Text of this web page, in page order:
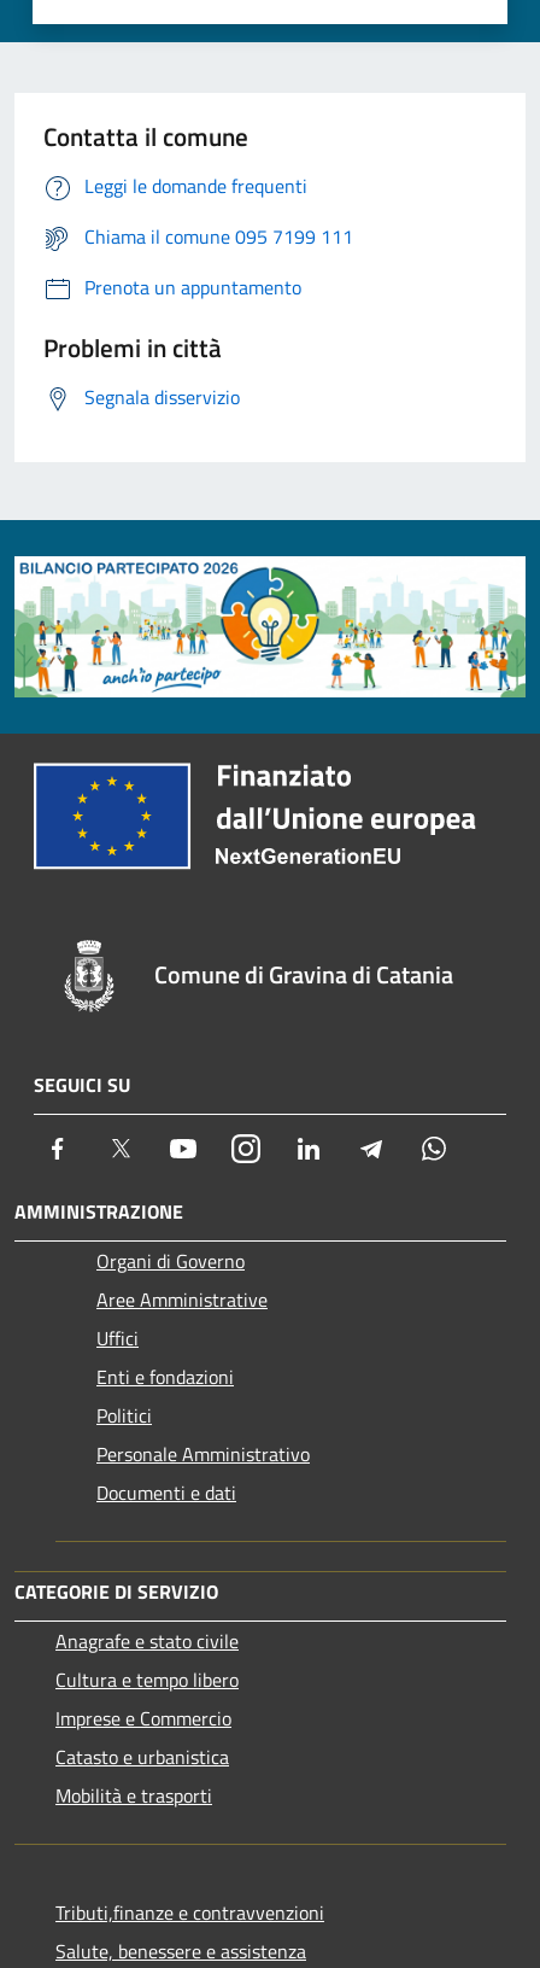
Contatta il comune
Leggi le domande frequenti
Chiama il comune 095 7199 111
Prenota un appuntamento
Problemi in città
Segnala disservizio
Comune di Gravina di Catania
SEGUICI SU
Facebook Twitter YoutubeInstagram LinkedIn Telegram
AMMINISTRAZIONE
Organi di Governo
Aree Amministrative
Uffici
Enti e fondazioni
Politici
Personale Amministrativo
Documenti e dati
CATEGORIE DI SERVIZIO
Anagrafe e stato civile
Cultura e tempo libero
Imprese e Commercio
Catasto e urbanistica
Mobilità e trasporti
Tributi,finanze e contravvenzioni
Salute, benessere e assistenza